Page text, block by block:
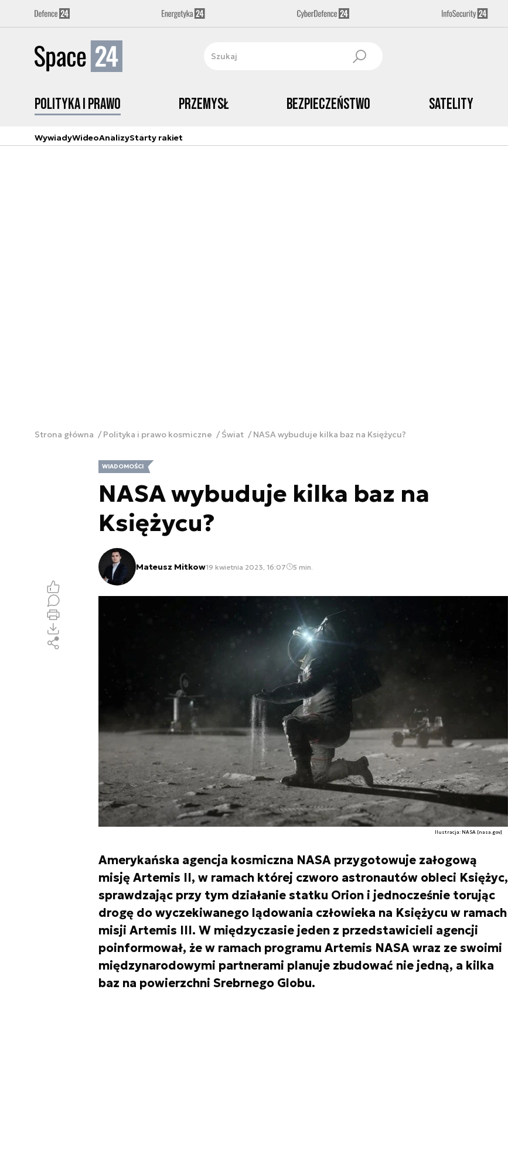
Polityka i prawo Przemysł Bezpieczeństwo Satelity
WywiadyWideoAnalizyStarty rakiet
Strona główna Polityka i prawo kosmiczne Świat NASA wybuduje kilka baz na Księżycu?
WIADOMOŚCI
NASA wybuduje kilka baz na
Księżycu?
Mateusz Mitkow19 kwietnia 2023, 16:07 5 min.
Ilustracja: NASA [nasa.gov]
Amerykańska agencja kosmiczna NASA przygotowuje załogową
misję Artemis II, w ramach której czworo astronautów obleci Księżyc,
sprawdzając przy tym działanie statku Orion i jednocześnie torując
drogę do wyczekiwanego lądowania człowieka na Księżycu w ramach
misji Artemis III. W międzyczasie jeden z przedstawicieli agencji
poinformował, że w ramach programu Artemis NASA wraz ze swoimi
międzynarodowymi partnerami planuje zbudować nie jedną, a kilka
baz na powierzchni Srebrnego Globu.